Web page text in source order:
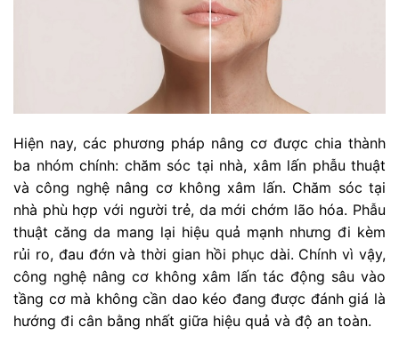
Hiện nay, các phương pháp nâng cơ được chia thành
ba nhóm chính: chăm sóc tại nhà, xâm lấn phẫu thuật
và công nghệ nâng cơ không xâm lấn. Chăm sóc tại
nhà phù hợp với người trẻ, da mới chớm lão hóa. Phẫu
thuật căng da mang lại hiệu quả mạnh nhưng đi kèm
rủi ro, đau đớn và thời gian hồi phục dài. Chính vì vậy,
công nghệ nâng cơ không xâm lấn tác động sâu vào
tầng cơ mà không cần dao kéo đang được đánh giá là
hướng đi cân bằng nhất giữa hiệu quả và độ an toàn.